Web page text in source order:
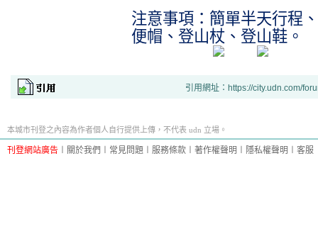
注意事項：簡單半天行程
便帽、登山杖、登山鞋。
引用網址：https://city.udn.com/
本城市刊登之內容為作者個人自行提供上傳，不代表 udn 立場。
刊登網站廣告 關於我們 常見問題 服務條款 著作權聲明 隱私權聲明 客服